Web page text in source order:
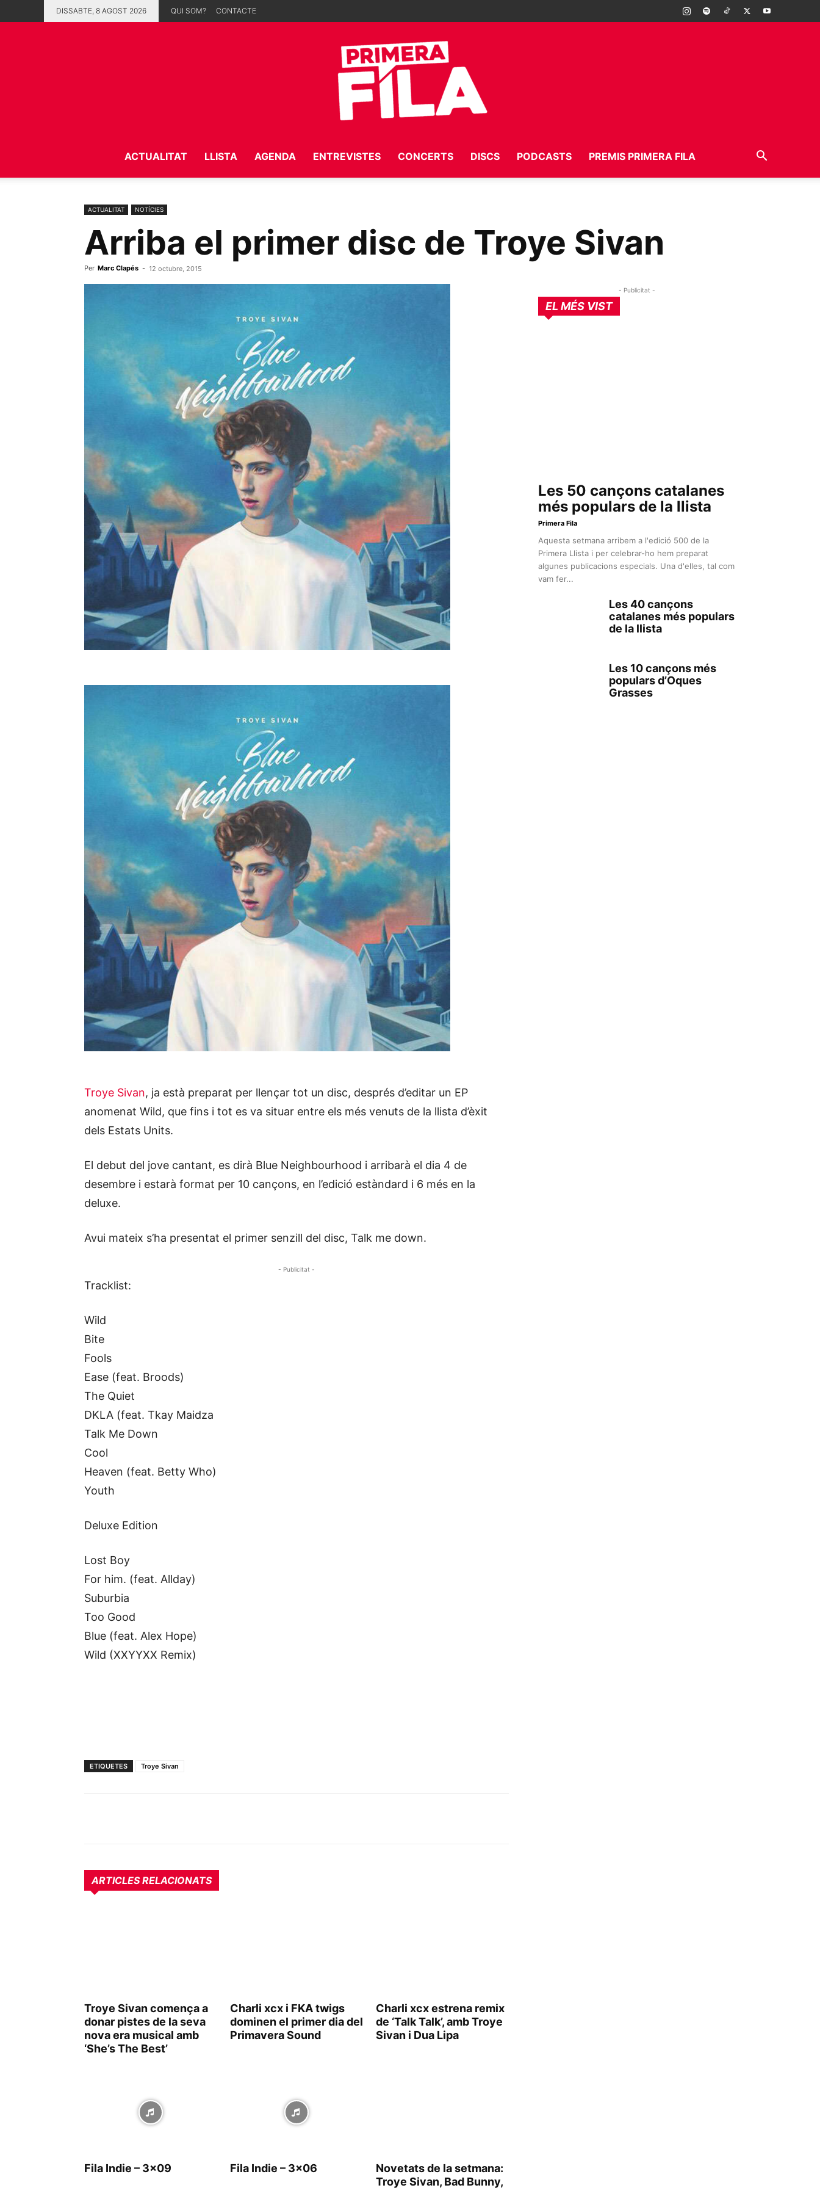
DISSABTE, 8 AGOST 2026 QUI SOM? CONTACTE
Fila
ACTUALITAT LLISTA AGENDA ENTREVISTES CONCERTS DISCS PODCASTS PREMIS PRIMERA FILA
ACTUALITAT NOTÍCIES
Arriba el primer disc de Troye Sivan
Per Marc Clapés - 12 octubre, 2015
Troye Sivan, ja està preparat per llençar tot un disc, després d’editar un EP
anomenat Wild, que fins i tot es va situar entre els més venuts de la llista d’èxit
dels Estats Units.
El debut del jove cantant, es dirà Blue Neighbourhood i arribarà el dia 4 de
desembre i estarà format per 10 cançons, en l’edició estàndard i 6 més en la
deluxe.
Avui mateix s’ha presentat el primer senzill del disc, Talk me down.
- Publicitat -
Tracklist:
Wild
Bite
Fools
Ease (feat. Broods)
The Quiet
DKLA (feat. Tkay Maidza
Talk Me Down
Cool
Heaven (feat. Betty Who)
Youth
Deluxe Edition
Lost Boy
For him. (feat. Allday)
Suburbia
Too Good
Blue (feat. Alex Hope)
Wild (XXYYXX Remix)
ETIQUETES Troye Sivan
ARTICLES RELACIONATS
Troye Sivan comença a
donar pistes de la seva
nova era musical amb
‘She’s The Best’
Charli xcx i FKA twigs
dominen el primer dia del
Primavera Sound
Charli xcx estrena remix
de ‘Talk Talk’, amb Troye
Sivan i Dua Lipa
Fila Indie – 3×09 Fila Indie – 3×06
Novetats de la setmana:
Troye Sivan, Bad Bunny,
- Publicitat -
EL MÉS VIST
Les 50 cançons catalanes
més populars de la llista
Primera Fila
Aquesta setmana arribem a l'edició 500 de la
Primera Llista i per celebrar-ho hem preparat
algunes publicacions especials. Una d'elles, tal com
vam fer...
Les 40 cançons
catalanes més populars
de la llista
Les 10 cançons més
populars d’Oques
Grasses